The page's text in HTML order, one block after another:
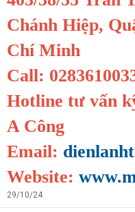
Chánh Hiệp,
Chí Minh
Call:
Hotline tư vấn
A Công
Email:
Website:
29/10/24